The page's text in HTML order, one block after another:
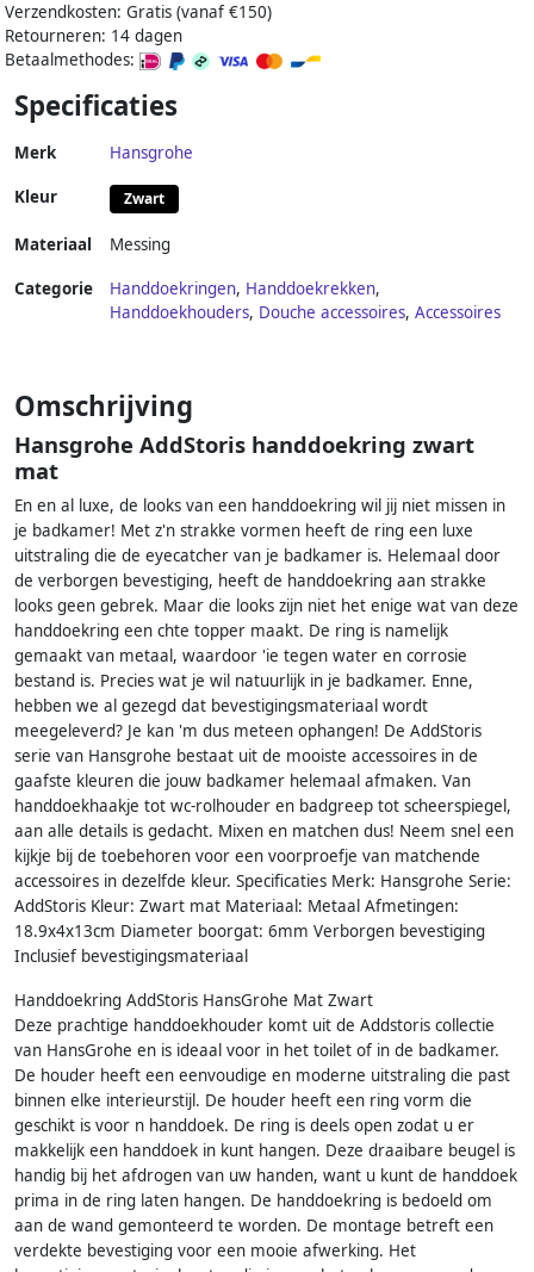
Verzendkosten: Gratis (vanaf €150)
Retourneren: 14 dagen
Betaalmethodes:
Specificaties
Merk Hansgrohe
Kleur Zwart
Materiaal Messing
Categorie Handdoekringen, Handdoekrekken,
Handdoekhouders, Douche accessoires, Accessoires
Omschrijving
Hansgrohe AddStoris handdoekring zwart
mat
En en al luxe, de looks van een handdoekring wil jij niet missen in
je badkamer! Met z'n strakke vormen heeft de ring een luxe
uitstraling die de eyecatcher van je badkamer is. Helemaal door
de verborgen bevestiging, heeft de handdoekring aan strakke
looks geen gebrek. Maar die looks zijn niet het enige wat van deze
handdoekring een chte topper maakt. De ring is namelijk
gemaakt van metaal, waardoor 'ie tegen water en corrosie
bestand is. Precies wat je wil natuurlijk in je badkamer. Enne,
hebben we al gezegd dat bevestigingsmateriaal wordt
meegeleverd? Je kan 'm dus meteen ophangen! De AddStoris
serie van Hansgrohe bestaat uit de mooiste accessoires in de
gaafste kleuren die jouw badkamer helemaal afmaken. Van
handdoekhaakje tot wc-rolhouder en badgreep tot scheerspiegel,
aan alle details is gedacht. Mixen en matchen dus! Neem snel een
kijkje bij de toebehoren voor een voorproefje van matchende
accessoires in dezelfde kleur. Specificaties Merk: Hansgrohe Serie:
AddStoris Kleur: Zwart mat Materiaal: Metaal Afmetingen:
18.9x4x13cm Diameter boorgat: 6mm Verborgen bevestiging
Inclusief bevestigingsmateriaal
Handdoekring AddStoris HansGrohe Mat Zwart
Deze prachtige handdoekhouder komt uit de Addstoris collectie
van HansGrohe en is ideaal voor in het toilet of in de badkamer.
De houder heeft een eenvoudige en moderne uitstraling die past
binnen elke interieurstijl. De houder heeft een ring vorm die
geschikt is voor n handdoek. De ring is deels open zodat u er
makkelijk een handdoek in kunt hangen. Deze draaibare beugel is
handig bij het afdrogen van uw handen, want u kunt de handdoek
prima in de ring laten hangen. De handdoekring is bedoeld om
aan de wand gemonteerd te worden. De montage betreft een
verdekte bevestiging voor een mooie afwerking. Het